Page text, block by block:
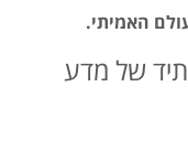
האמיתי.
של מדע